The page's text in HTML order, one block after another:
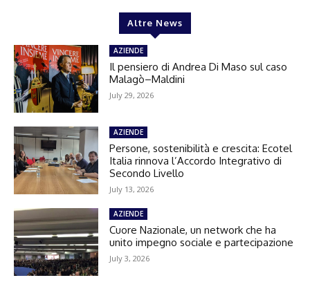
Altre News
AZIENDE
Il pensiero di Andrea Di Maso sul caso
Malagò–Maldini
July 29, 2026
AZIENDE
Persone, sostenibilità e crescita: Ecotel
Italia rinnova l’Accordo Integrativo di
Secondo Livello
July 13, 2026
AZIENDE
Cuore Nazionale, un network che ha
unito impegno sociale e partecipazione
July 3, 2026